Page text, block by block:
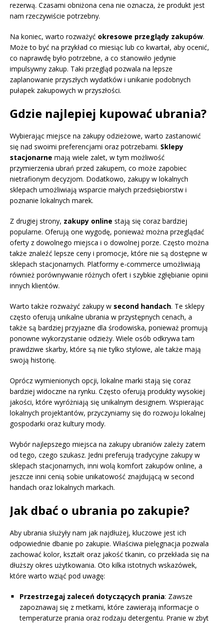
rezerwą. Czasami obniżona cena nie oznacza, że produkt jest
nam rzeczywiście potrzebny.
Na koniec, warto rozważyć okresowe przeglądy zakupów.
Może to być na przykład co miesiąc lub co kwartał, aby ocenić,
co naprawdę było potrzebne, a co stanowiło jedynie
impulsywny zakup. Taki przegląd pozwala na lepsze
zaplanowanie przyszłych wydatków i unikanie podobnych
pułapek zakupowych w przyszłości.
Gdzie najlepiej kupować ubrania?
Wybierając miejsce na zakupy odzieżowe, warto zastanowić
się nad swoimi preferencjami oraz potrzebami. Sklepy
stacjonarne mają wiele zalet, w tym możliwość
przymierzenia ubrań przed zakupem, co może zapobiec
nietrafionym decyzjom. Dodatkowo, zakupy w lokalnych
sklepach umożliwiają wsparcie małych przedsiębiorstw i
poznanie lokalnych marek.
Z drugiej strony, zakupy online stają się coraz bardziej
popularne. Oferują one wygodę, ponieważ można przeglądać
oferty z dowolnego miejsca i o dowolnej porze. Często można
także znaleźć lepsze ceny i promocje, które nie są dostępne w
sklepach stacjonarnych. Platformy e-commerce umożliwiają
również porównywanie różnych ofert i szybkie zgłębianie opinii
innych klientów.
Warto także rozważyć zakupy w second handach. Te sklepy
często oferują unikalne ubrania w przystępnych cenach, a
także są bardziej przyjazne dla środowiska, ponieważ promują
ponowne wykorzystanie odzieży. Wiele osób odkrywa tam
prawdziwe skarby, które są nie tylko stylowe, ale także mają
swoją historię.
Oprócz wymienionych opcji, lokalne marki stają się coraz
bardziej widoczne na rynku. Często oferują produkty wysokiej
jakości, które wyróżniają się unikalnym designem. Wspierając
lokalnych projektantów, przyczyniamy się do rozwoju lokalnej
gospodarki oraz kultury mody.
Wybór najlepszego miejsca na zakupy ubraniów zależy zatem
od tego, czego szukasz. Jedni preferują tradycyjne zakupy w
sklepach stacjonarnych, inni wolą komfort zakupów online, a
jeszcze inni cenią sobie unikatowość znajdującą w second
handach oraz lokalnych markach.
Jak dbać o ubrania po zakupie?
Aby ubrania służyły nam jak najdłużej, kluczowe jest ich
odpowiednie dbanie po zakupie. Właściwa pielęgnacja pozwala
zachować kolor, kształt oraz jakość tkanin, co przekłada się na
dłuższy okres użytkowania. Oto kilka istotnych wskazówek,
które warto wziąć pod uwagę:
Przestrzegaj zaleceń dotyczących prania: Zawsze
zapoznawaj się z metkami, które zawierają informacje o
temperaturze prania oraz rodzaju detergentu. Pranie w zbyt